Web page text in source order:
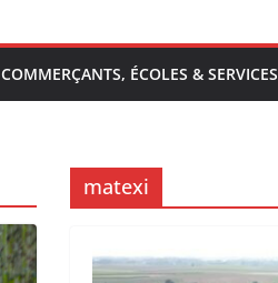
COMMERÇANTS, ÉCOLES & SERVICES
matexi